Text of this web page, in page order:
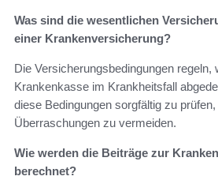
Was sind die wesentlichen
einer Krankenversicherung?
Die Versicherungsbedingungen regeln,
Krankenkasse im Krankheitsfall
diese Bedingungen sorgfältig zu
Überraschungen zu vermeiden.
Wie werden die Beiträge zur
berechnet?